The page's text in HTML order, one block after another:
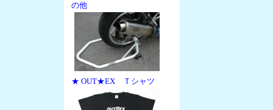
の他
★ OUT★EX Ｔシャツ